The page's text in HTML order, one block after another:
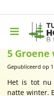
5
Gepubliceerd op
Het is tot nu
natte winter.